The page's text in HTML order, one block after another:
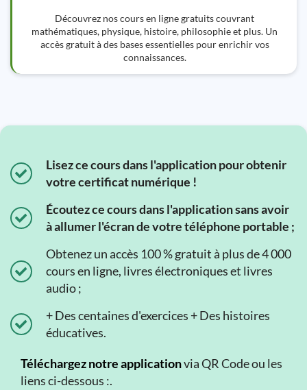
Découvrez nos cours en ligne gratuits couvrant
mathématiques, physique, histoire, philosophie et plus. Un
accès gratuit à des bases essentielles pour enrichir vos
connaissances.
Lisez ce cours dans l'application pour obtenir
votre certificat numérique !
Écoutez ce cours dans l'application sans avoir
à allumer l'écran de votre téléphone portable ;
Obtenez un accès 100 % gratuit à plus de 4 000
cours en ligne, livres électroniques et livres
audio ;
+ Des centaines d'exercices + Des histoires
éducatives.
Téléchargez notre applicationvia QR Code ou les
liens ci-dessous :.